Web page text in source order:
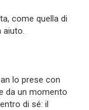
come quella di
aiuto.
lo prese con
da un momento
di sé: il